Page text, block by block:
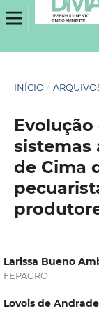
INÍCIO /
sistemas
de Cima
Larissa Bueno
FEPAGRO
Lovois de